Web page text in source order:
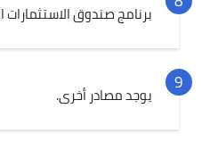
برنامج صندوق الاستثمارات
يوجد مصادر أخرى.